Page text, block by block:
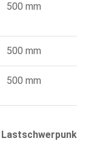
500 mm
500 mm
500 mm
Lastschwerpunkt